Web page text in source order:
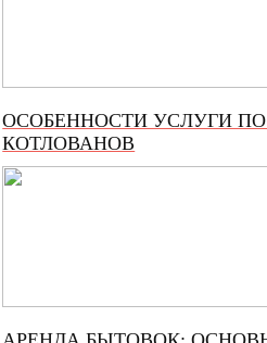
ОСОБЕННОСТИ УСЛУГИ
КОТЛОВАНОВ